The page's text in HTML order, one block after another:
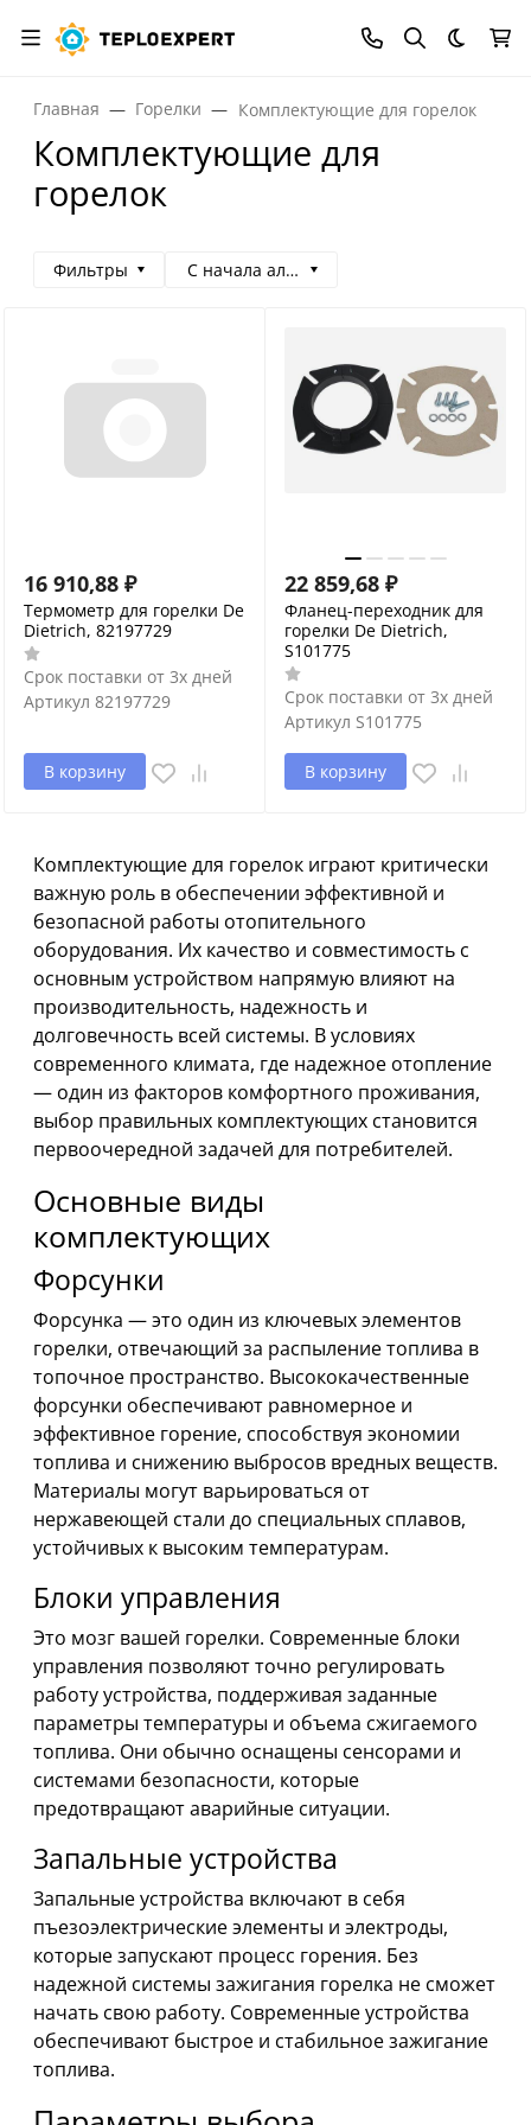
Темная
Главная Горелки Комплектующие для горелок
Комплектующие для
горелок
Фильтры С начала алфавита
16 910,88 ₽
Термометр для горелки De
Dietrich, 82197729
Срок поставки от 3х дней
Артикул 82197729
В корзину
22 859,68 ₽
Фланец-переходник для
горелки De Dietrich,
S101775
Срок поставки от 3х дней
Артикул S101775
В корзину
Комплектующие для горелок играют критически
важную роль в обеспечении эффективной и
безопасной работы отопительного
оборудования. Их качество и совместимость с
основным устройством напрямую влияют на
производительность, надежность и
долговечность всей системы. В условиях
современного климата, где надежное отопление
— один из факторов комфортного проживания,
выбор правильных комплектующих становится
первоочередной задачей для потребителей.
Основные виды
комплектующих
Форсунки
Форсунка — это один из ключевых элементов
горелки, отвечающий за распыление топлива в
топочное пространство. Высококачественные
форсунки обеспечивают равномерное и
эффективное горение, способствуя экономии
топлива и снижению выбросов вредных веществ.
Материалы могут варьироваться от
нержавеющей стали до специальных сплавов,
устойчивых к высоким температурам.
Блоки управления
Это мозг вашей горелки. Современные блоки
управления позволяют точно регулировать
работу устройства, поддерживая заданные
параметры температуры и объема сжигаемого
топлива. Они обычно оснащены сенсорами и
системами безопасности, которые
предотвращают аварийные ситуации.
Запальные устройства
Запальные устройства включают в себя
пъезоэлектрические элементы и электроды,
которые запускают процесс горения. Без
надежной системы зажигания горелка не сможет
начать свою работу. Современные устройства
обеспечивают быстрое и стабильное зажигание
топлива.